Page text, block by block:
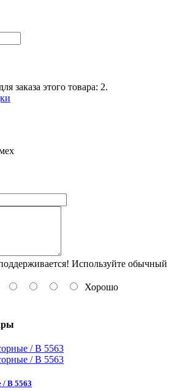
заказа этого товара: 2.
Используйте обычный
Хорошо
/ В 5563